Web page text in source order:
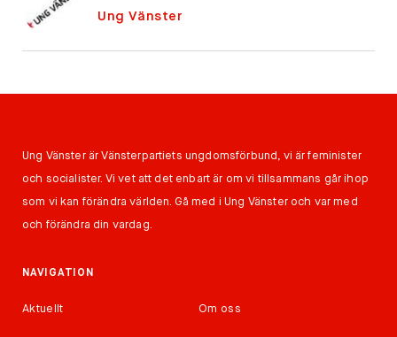
Ung Vänster
Ung Vänster är Vänsterpartiets ungdomsförbund, vi är feminister
och socialister. Vi vet att det enbart är om vi tillsammans går ihop
som vi kan förändra världen. Gå med i Ung Vänster och var med
och förändra din vardag.
NAVIGATION
Aktuellt Om oss